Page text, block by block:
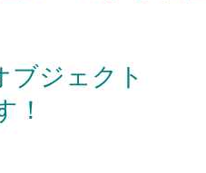
ブジェクト
！